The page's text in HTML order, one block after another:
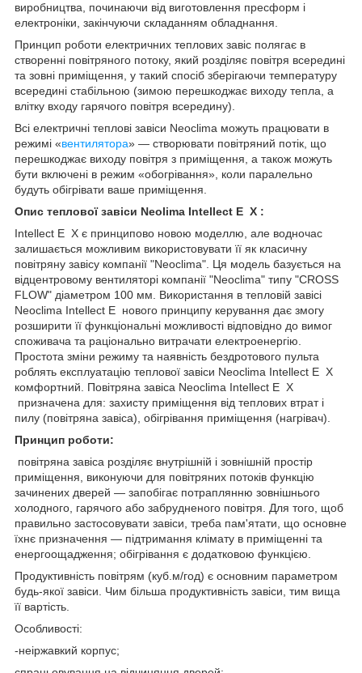
виробництва, починаючи від виготовлення пресформ і
електроніки, закінчуючи складанням обладнання.
Принцип роботи електричних теплових завіс полягає в
створенні повітряного потоку, який розділяє повітря всередині
та зовні приміщення, у такий спосіб зберігаючи температуру
всередині стабільною (зимою перешкоджає виходу тепла, а
влітку входу гарячого повітря всередину).
Всі електричні теплові завіси Neoclima можуть працювати в
режимі «вентилятора» — створювати повітряний потік, що
перешкоджає виходу повітря з приміщення, а також можуть
бути включені в режим «обогрівання», коли паралельно
будуть обігрівати ваше приміщення.
Опис теплової завіси Neolima Intellect E X :
Intellect Е X є принципово новою моделлю, але водночас
залишається можливим використовувати її як класичну
повітряну завісу компанії "Neoclima". Ця модель базується на
відцентровому вентиляторі компанії "Neoclima" типу "CROSS
FLOW" діаметром 100 мм. Використання в тепловій завісі
Neoclima Intellect Е нового принципу керування дає змогу
розширити її функціональні можливості відповідно до вимог
споживача та раціонально витрачати електроенергію.
Простота зміни режиму та наявність бездротового пульта
роблять експлуатацію теплової завіси Neoclima Intellect Е X
комфортний. Повітряна завіса Neoclima Intellect Е X
призначена для: захисту приміщення від теплових втрат і
пилу (повітряна завіса), обігрівання приміщення (нагрівач).
Принцип роботи:
повітряна завіса розділяє внутрішній і зовнішній простір
приміщення, виконуючи для повітряних потоків функцію
зачинених дверей — запобігає потраплянню зовнішнього
холодного, гарячого або забрудненого повітря. Для того, щоб
правильно застосовувати завіси, треба пам'ятати, що основне
їхнє призначення — підтримання клімату в приміщенні та
енергоощадження; обігрівання є додатковою функцією.
Продуктивність повітрям (куб.м/год) є основним параметром
будь-якої завіси. Чим більша продуктивність завіси, тим вища
її вартість.
Особливості:
-неіржавкий корпус;